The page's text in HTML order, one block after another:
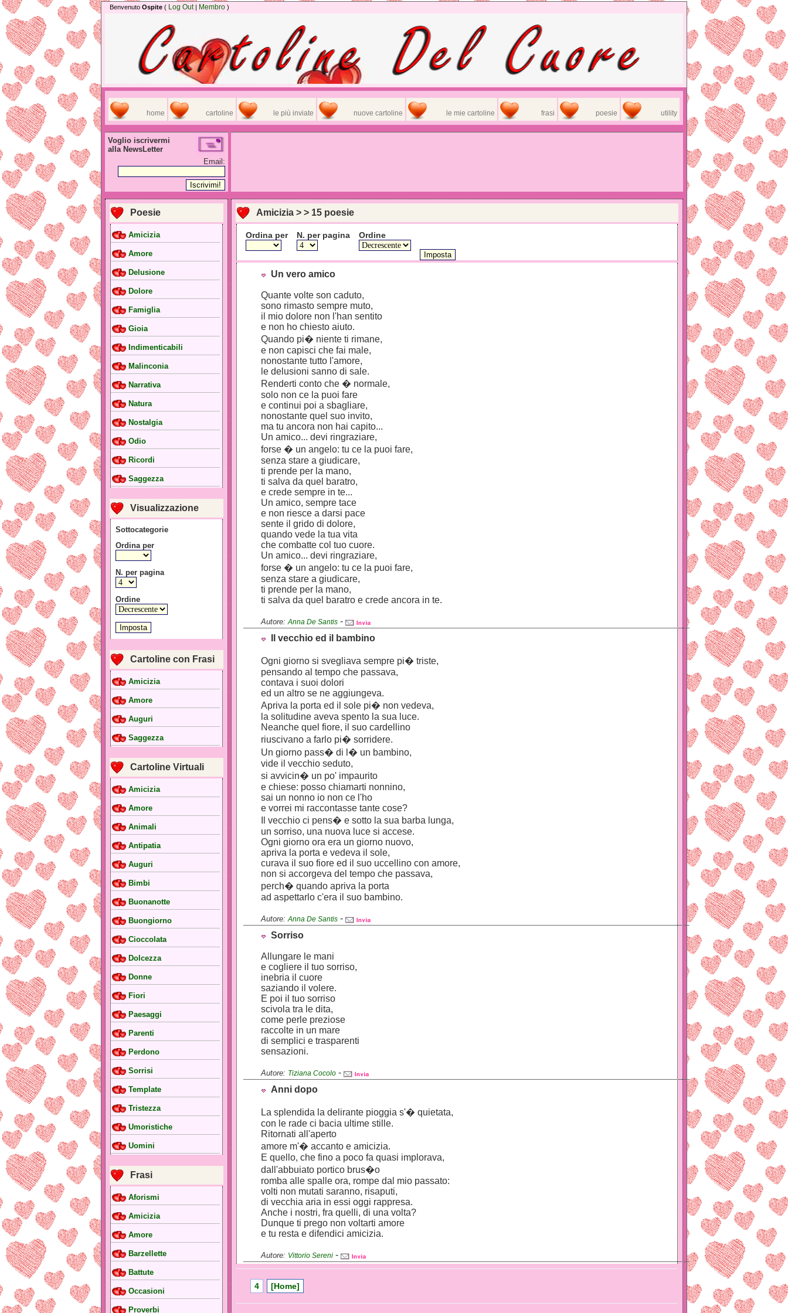
Benvenuto Ospite ( Log Out| Membro )
home cartoline le più inviate nuove cartoline le mie cartoline frasi poesie utility
Voglio iscrivermi
alla NewsLetter
Email:
Poesie
Amicizia
Amore
Delusione
Dolore
Famiglia
Gioia
Indimenticabili
Malinconia
Narrativa
Natura
Nostalgia
Odio
Ricordi
Saggezza
Visualizzazione
Sottocategorie
Ordina per
N. per pagina
Ordine
Cartoline con Frasi
Amicizia
Amore
Auguri
Saggezza
Cartoline Virtuali
Amicizia
Amore
Animali
Antipatia
Auguri
Bimbi
Buonanotte
Buongiorno
Cioccolata
Dolcezza
Donne
Fiori
Paesaggi
Parenti
Perdono
Sorrisi
Template
Tristezza
Umoristiche
Uomini
Frasi
Aforismi
Amicizia
Amore
Barzellette
Battute
Occasioni
Proverbi
Amicizia > > 15 poesie
Ordina per N. per pagina Ordine
Un vero amico
Quante volte son caduto,
sono rimasto sempre muto,
il mio dolore non l'han sentito
e non ho chiesto aiuto.
Quando pi� niente ti rimane,
e non capisci che fai male,
nonostante tutto l'amore,
le delusioni sanno di sale.
Renderti conto che � normale,
solo non ce la puoi fare
e continui poi a sbagliare,
nonostante quel suo invito,
ma tu ancora non hai capito...
Un amico... devi ringraziare,
forse � un angelo: tu ce la puoi fare,
senza stare a giudicare,
ti prende per la mano,
ti salva da quel baratro,
e crede sempre in te...
Un amico, sempre tace
e non riesce a darsi pace
sente il grido di dolore,
quando vede la tua vita
che combatte col tuo cuore.
Un amico... devi ringraziare,
forse � un angelo: tu ce la puoi fare,
senza stare a giudicare,
ti prende per la mano,
ti salva da quel baratro e crede ancora in te.
Autore:Anna De Santis -
Il vecchio ed il bambino
Ogni giorno si svegliava sempre pi� triste,
pensando al tempo che passava,
contava i suoi dolori
ed un altro se ne aggiungeva.
Apriva la porta ed il sole pi� non vedeva,
la solitudine aveva spento la sua luce.
Neanche quel fiore, il suo cardellino
riuscivano a farlo pi� sorridere.
Un giorno pass� di l� un bambino,
vide il vecchio seduto,
si avvicin� un po' impaurito
e chiese: posso chiamarti nonnino,
sai un nonno io non ce l'ho
e vorrei mi raccontasse tante cose?
Il vecchio ci pens� e sotto la sua barba lunga,
un sorriso, una nuova luce si accese.
Ogni giorno ora era un giorno nuovo,
apriva la porta e vedeva il sole,
curava il suo fiore ed il suo uccellino con amore,
non si accorgeva del tempo che passava,
perch� quando apriva la porta
ad aspettarlo c'era il suo bambino.
Autore:Anna De Santis -
Sorriso
Allungare le mani
e cogliere il tuo sorriso,
inebria il cuore
saziando il volere.
E poi il tuo sorriso
scivola tra le dita,
come perle preziose
raccolte in un mare
di semplici e trasparenti
sensazioni.
Autore: Tiziana Cocolo -
Anni dopo
La splendida la delirante pioggia s'� quietata,
con le rade ci bacia ultime stille.
Ritornati all'aperto
amore m'� accanto e amicizia.
E quello, che fino a poco fa quasi implorava,
dall'abbuiato portico brus�o
romba alle spalle ora, rompe dal mio passato:
volti non mutati saranno, risaputi,
di vecchia aria in essi oggi rappresa.
Anche i nostri, fra quelli, di una volta?
Dunque ti prego non voltarti amore
e tu resta e difendici amicizia.
Autore: Vittorio Sereni -
4 [Home]